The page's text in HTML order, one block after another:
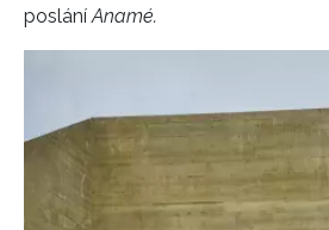
poslání Anamé.